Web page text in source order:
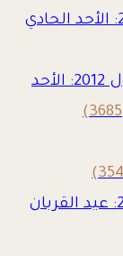
موعظة يوم الأحد 17 حزيران 2012: الأحد الحادي
موعظة يوم الأحد 21 تشرين الأول 2012: الأحد
موعظة يوم الأحد 10 حزيران 2012: عيد القربان